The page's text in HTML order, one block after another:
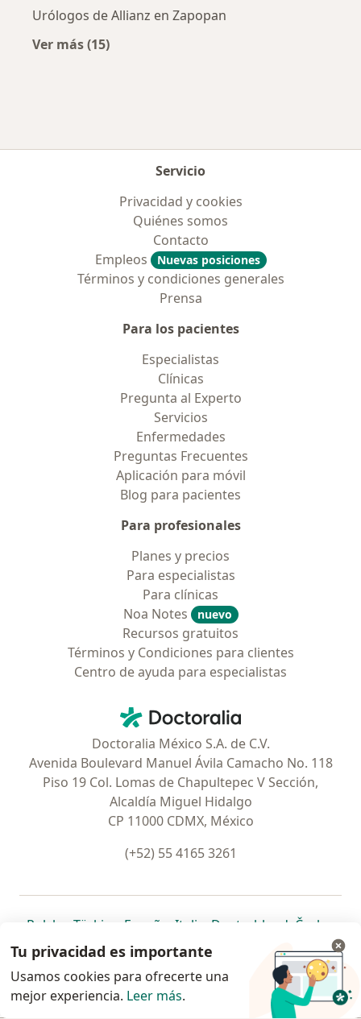
Urólogos de Allianz en Zapopan
Ver más (15)
Servicio
Privacidad y cookies
Quiénes somos
Contacto
Empleos
Nuevas posiciones
Términos y condiciones generales
Prensa
Para los pacientes
Especialistas
Clínicas
Pregunta al Experto
Servicios
Enfermedades
Preguntas Frecuentes
Aplicación para móvil
Blog para pacientes
Para profesionales
Planes y precios
Para especialistas
Para clínicas
Noa Notes
nuevo
Recursos gratuitos
Términos y Condiciones para clientes
Centro de ayuda para especialistas
Doctoralia - Página de inicio
Doctoralia México S.A. de C.V.
Avenida Boulevard Manuel Ávila Camacho No. 118
Piso 19 Col. Lomas de Chapultepec V Sección,
Alcaldía Miguel Hidalgo
CP 11000 CDMX, México
(+52) 55 4165 3261
Polska se abre en una nueva pestaña
Türkiye se abre en una nueva pestaña
España se abre en una nueva pestaña
Italia se abre en una nueva
Deutschlandse abre en
Česko
Portugal
se abre en una nueva pestaña
México se abre en una nueva pestaña
Chile se abre en una nueva pestaña
Brasil se abre en una nueva
se abre en
se
se abre en una nueva
www.doctoralia.com.mx © 2026 - Encuentra tu
Tu privacidad es importante
Usamos cookies para ofrecerte una
mejor experiencia. Leer más.